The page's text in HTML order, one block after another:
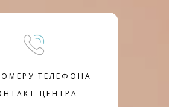
ТЕЛЕФОНА
ЦЕНТРА